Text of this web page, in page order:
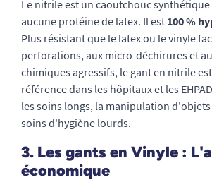
Le nitrile est un caoutchouc
aucune protéine de latex. Il est 100 %
Plus résistant que le latex ou le vinyle
perforations, aux micro-déchirures et
chimiques agressifs, le gant en nitrile
référence dans les hôpitaux et les
les soins longs, la manipulation
soins d'hygiène lourds.
3. Les gants en Vinyle :
économique